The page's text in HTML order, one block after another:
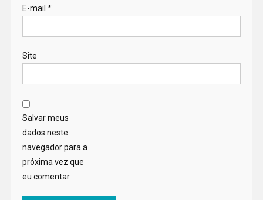
E-mail *
Site
Salvar meus
dados neste
navegador para a
próxima vez que
eu comentar.